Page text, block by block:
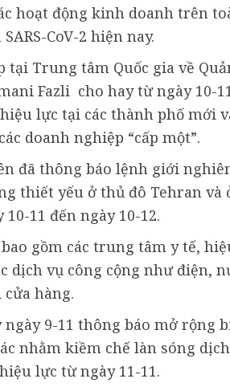
hoạt động kinh doanh trên
CoV-2 hiện nay.
tại Trung tâm Quốc gia về
Fazli cho hay từ ngày 10-
lực tại các thành phố mới
doanh nghiệp “cấp một”.
đã thông báo lệnh giới
thiết yếu ở thủ đô Tehran và
11 đến ngày 10-12.
bao gồm các trung tâm y tế,
dịch vụ công cộng như điện,
hàng.
ngày 9-11 thông báo mở rộng
nhằm kiềm chế làn sóng
lực từ ngày 11-11.